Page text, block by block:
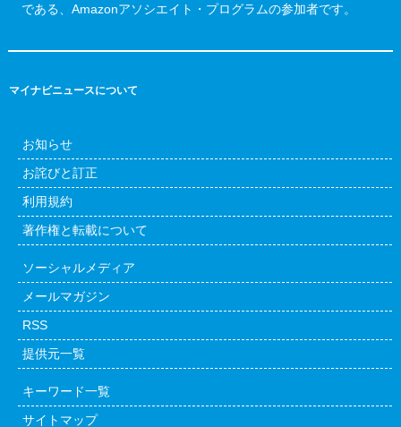
である、Amazonアソシエイト・プログラムの参加者です。
マイナビニュースについて
お知らせ
お詫びと訂正
利用規約
著作権と転載について
ソーシャルメディア
メールマガジン
RSS
提供元一覧
キーワード一覧
サイトマップ